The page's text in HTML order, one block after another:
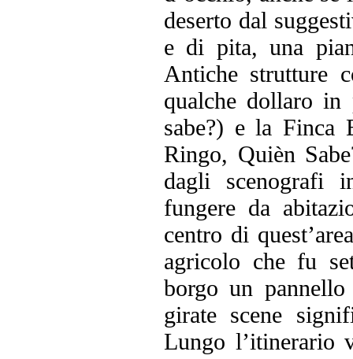
deserto dal
e di pita, una
Antiche strutture
qualche dollaro
sabe?) e la Finca
Ringo, Quièn
dagli scenografi
fungere da
centro di
agricolo che fu
borgo un
girate scene
Lungo l’itinerario